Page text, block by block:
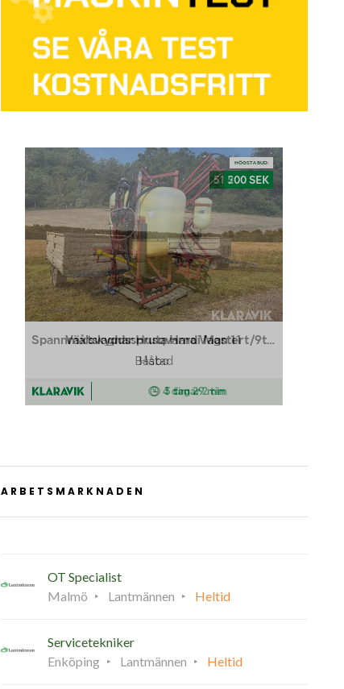
ARBETSMARKNADEN
OT Specialist
Malmö
Lantmännen Heltid
Servicetekniker
Enköping
Lantmännen Heltid